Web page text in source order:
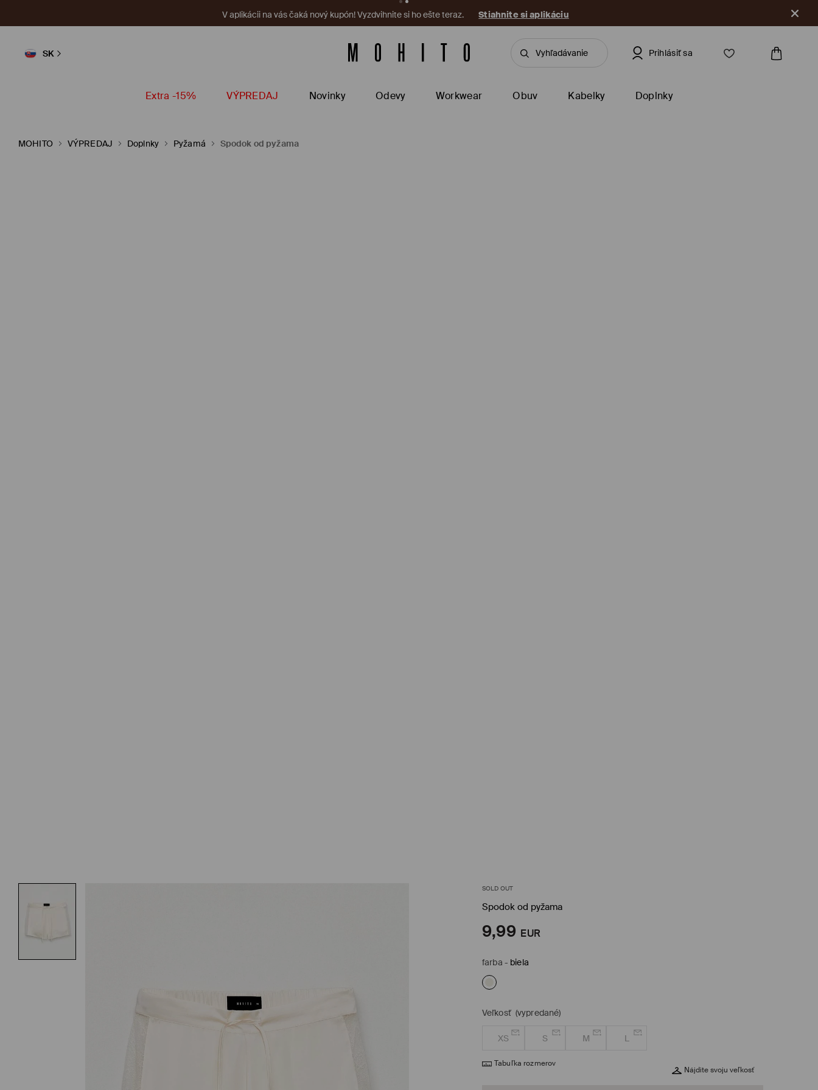
V aplikácii na vás čaká nový kupón! Vyzdvihnite si ho ešte teraz. Stiahnite si aplikáciu
SK Prihlásiť sa
Extra -15% VÝPREDAJ Novinky Odevy Workwear Obuv Kabelky Doplnky
MOHITO VÝPREDAJ Doplnky Pyžamá Spodok od pyžama
SOLD OUT
Spodok od pyžama
9,99 EUR
farba - biela
Veľkosť (vypredané)
XS S M L
Tabuľka rozmerov
Nájdite svoju veľkosť